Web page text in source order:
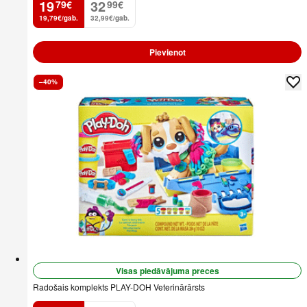
19
. 79€
19,79€/gab.
32
. 99€
32,99€/gab.
Pievienot
–40%
Visas piedāvājuma preces
Radošais komplekts PLAY-DOH Veterinārārsts